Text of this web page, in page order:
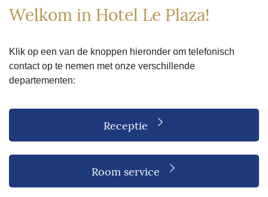
Welkom in Hotel Le Plaza!
Klik op een van de knoppen hieronder om telefonisch
contact op te nemen met onze verschillende
departementen:
Receptie
Room service